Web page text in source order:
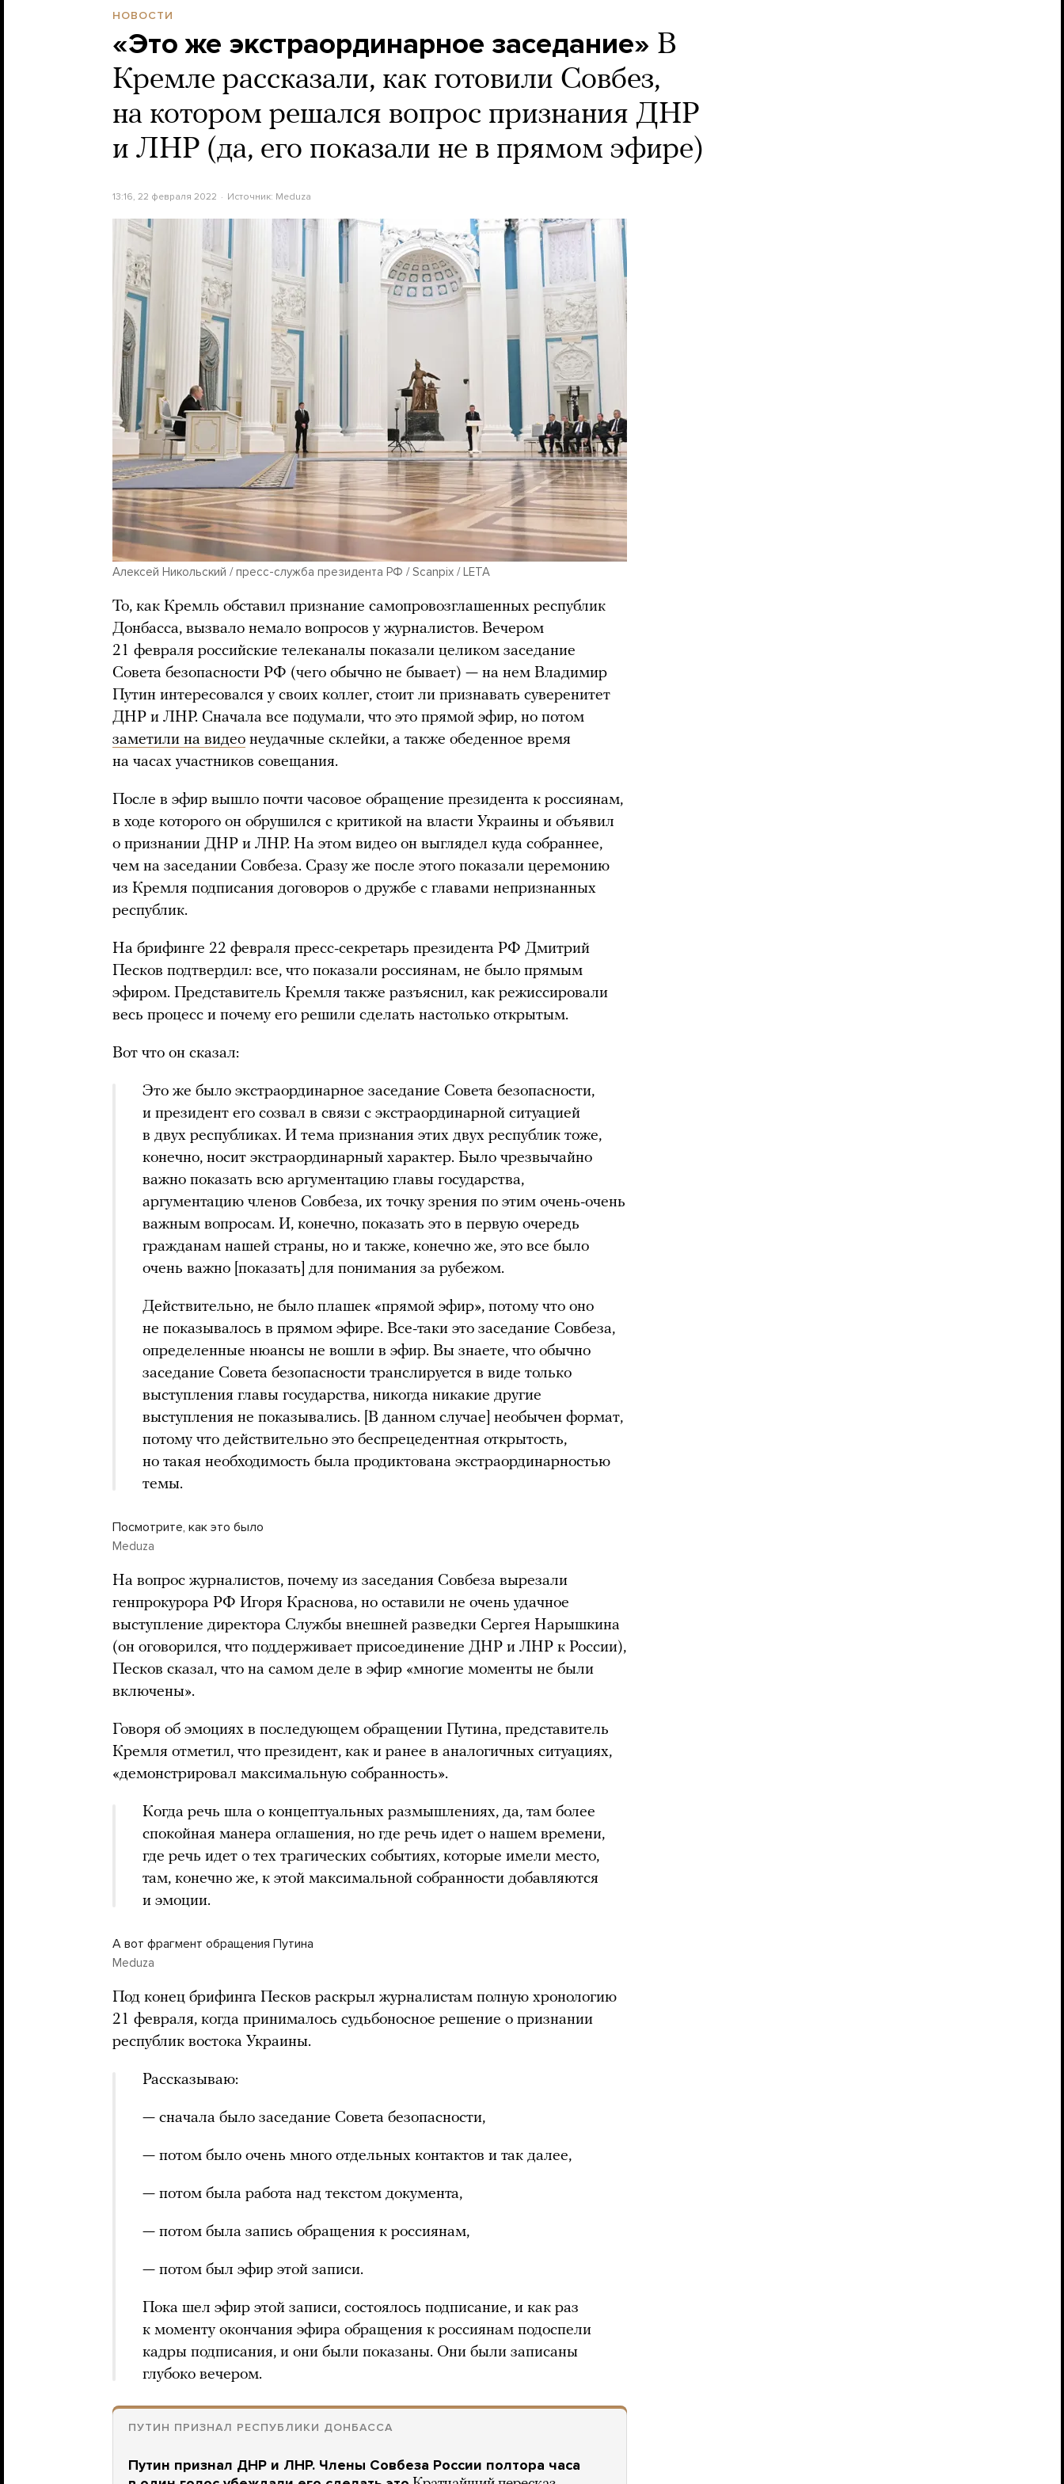
НОВОСТИ
«Это же экстраординарное заседание» В
Кремле рассказали, как готовили Совбез,
на котором решался вопрос признания ДНР
и ЛНР (да, его показали не в прямом эфире)
13:16, 22 февраля 2022 Источник: Meduza
Алексей Никольский / пресс-служба президента РФ / Scanpix / LETA
То, как Кремль обставил признание самопровозглашенных республик
Донбасса, вызвало немало вопросов у журналистов. Вечером
21 февраля российские телеканалы показали целиком заседание
Совета безопасности РФ (чего обычно не бывает) — на нем Владимир
Путин интересовался у своих коллег, стоит ли признавать суверенитет
ДНР и ЛНР. Сначала все подумали, что это прямой эфир, но потом
заметили на видео неудачные склейки, а также обеденное время
на часах участников совещания.
После в эфир вышло почти часовое обращение президента к россиянам,
в ходе которого он обрушился с критикой на власти Украины и объявил
о признании ДНР и ЛНР. На этом видео он выглядел куда собраннее,
чем на заседании Совбеза. Сразу же после этого показали церемонию
из Кремля подписания договоров о дружбе с главами непризнанных
республик.
На брифинге 22 февраля пресс-секретарь президента РФ Дмитрий
Песков подтвердил: все, что показали россиянам, не было прямым
эфиром. Представитель Кремля также разъяснил, как режиссировали
весь процесс и почему его решили сделать настолько открытым.
Вот что он сказал:
Это же было экстраординарное заседание Совета безопасности,
и президент его созвал в связи с экстраординарной ситуацией
в двух республиках. И тема признания этих двух республик тоже,
конечно, носит экстраординарный характер. Было чрезвычайно
важно показать всю аргументацию главы государства,
аргументацию членов Совбеза, их точку зрения по этим очень-очень
важным вопросам. И, конечно, показать это в первую очередь
гражданам нашей страны, но и также, конечно же, это все было
очень важно [показать] для понимания за рубежом.
Действительно, не было плашек «прямой эфир», потому что оно
не показывалось в прямом эфире. Все-таки это заседание Совбеза,
определенные нюансы не вошли в эфир. Вы знаете, что обычно
заседание Совета безопасности транслируется в виде только
выступления главы государства, никогда никакие другие
выступления не показывались. [В данном случае] необычен формат,
потому что действительно это беспрецедентная открытость,
но такая необходимость была продиктована экстраординарностью
темы.
Посмотрите, как это было
Meduza
На вопрос журналистов, почему из заседания Совбеза вырезали
генпрокурора РФ Игоря Краснова, но оставили не очень удачное
выступление директора Службы внешней разведки Сергея Нарышкина
(он оговорился, что поддерживает присоединение ДНР и ЛНР к России),
Песков сказал, что на самом деле в эфир «многие моменты не были
включены».
Говоря об эмоциях в последующем обращении Путина, представитель
Кремля отметил, что президент, как и ранее в аналогичных ситуациях,
«демонстрировал максимальную собранность».
Когда речь шла о концептуальных размышлениях, да, там более
спокойная манера оглашения, но где речь идет о нашем времени,
где речь идет о тех трагических событиях, которые имели место,
там, конечно же, к этой максимальной собранности добавляются
и эмоции.
А вот фрагмент обращения Путина
Meduza
Под конец брифинга Песков раскрыл журналистам полную хронологию
21 февраля, когда принималось судьбоносное решение о признании
республик востока Украины.
Рассказываю:
— сначала было заседание Совета безопасности,
— потом было очень много отдельных контактов и так далее,
— потом была работа над текстом документа,
— потом была запись обращения к россиянам,
— потом был эфир этой записи.
Пока шел эфир этой записи, состоялось подписание, и как раз
к моменту окончания эфира обращения к россиянам подоспели
кадры подписания, и они были показаны. Они были записаны
глубоко вечером.
ПУТИН ПРИЗНАЛ РЕСПУБЛИКИ ДОНБАССА
Путин признал ДНР и ЛНР. Члены Совбеза России полтора часа